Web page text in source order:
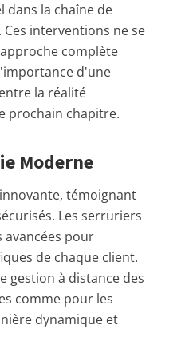
dans la chaîne de
interventions ne se
complète
d'une
la réalité
prochain chapitre.
Moderne
témoignant
Les serruriers
pour
de chaque client.
gestion à distance des
comme pour les
dynamique et